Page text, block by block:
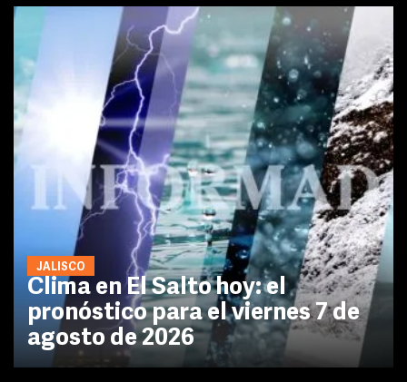
JALISCO
Clima en El Salto hoy: el
pronóstico para el viernes 7 de
agosto de 2026